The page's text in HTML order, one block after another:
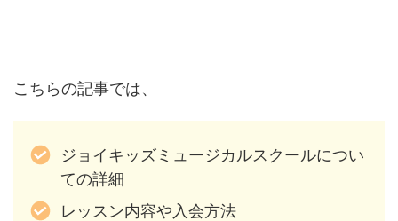
こちらの記事では、
ジョイキッズミュージカルスクールについ
ての詳細
レッスン内容や入会方法